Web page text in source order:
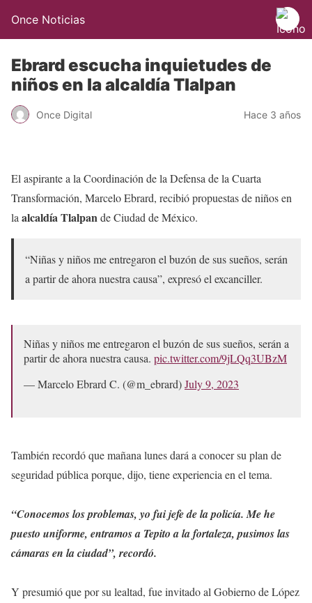
Once Noticias
Ebrard escucha inquietudes de
niños en la alcaldía Tlalpan
Once Digital Hace 3 años
El aspirante a la Coordinación de la Defensa de la Cuarta
Transformación, Marcelo Ebrard, recibió propuestas de niños en
la alcaldía Tlalpande Ciudad de México.
“Niñas y niños me entregaron el buzón de sus sueños, serán
a partir de ahora nuestra causa”, expresó el excanciller.
Niñas y niños me entregaron el buzón de sus sueños, serán a
partir de ahora nuestra causa. pic.twitter.com/9jLQq3UBzM
— Marcelo Ebrard C. (@m_ebrard)July 9, 2023
También recordó que mañana lunes dará a conocer su plan de
seguridad pública porque, dijo, tiene experiencia en el tema.
“Conocemos los problemas, yo fui jefe de la policía. Me he
puesto uniforme, entramos a Tepito a la fortaleza, pusimos las
cámaras en la ciudad”, recordó.
Y presumió que por su lealtad, fue invitado al Gobierno de López